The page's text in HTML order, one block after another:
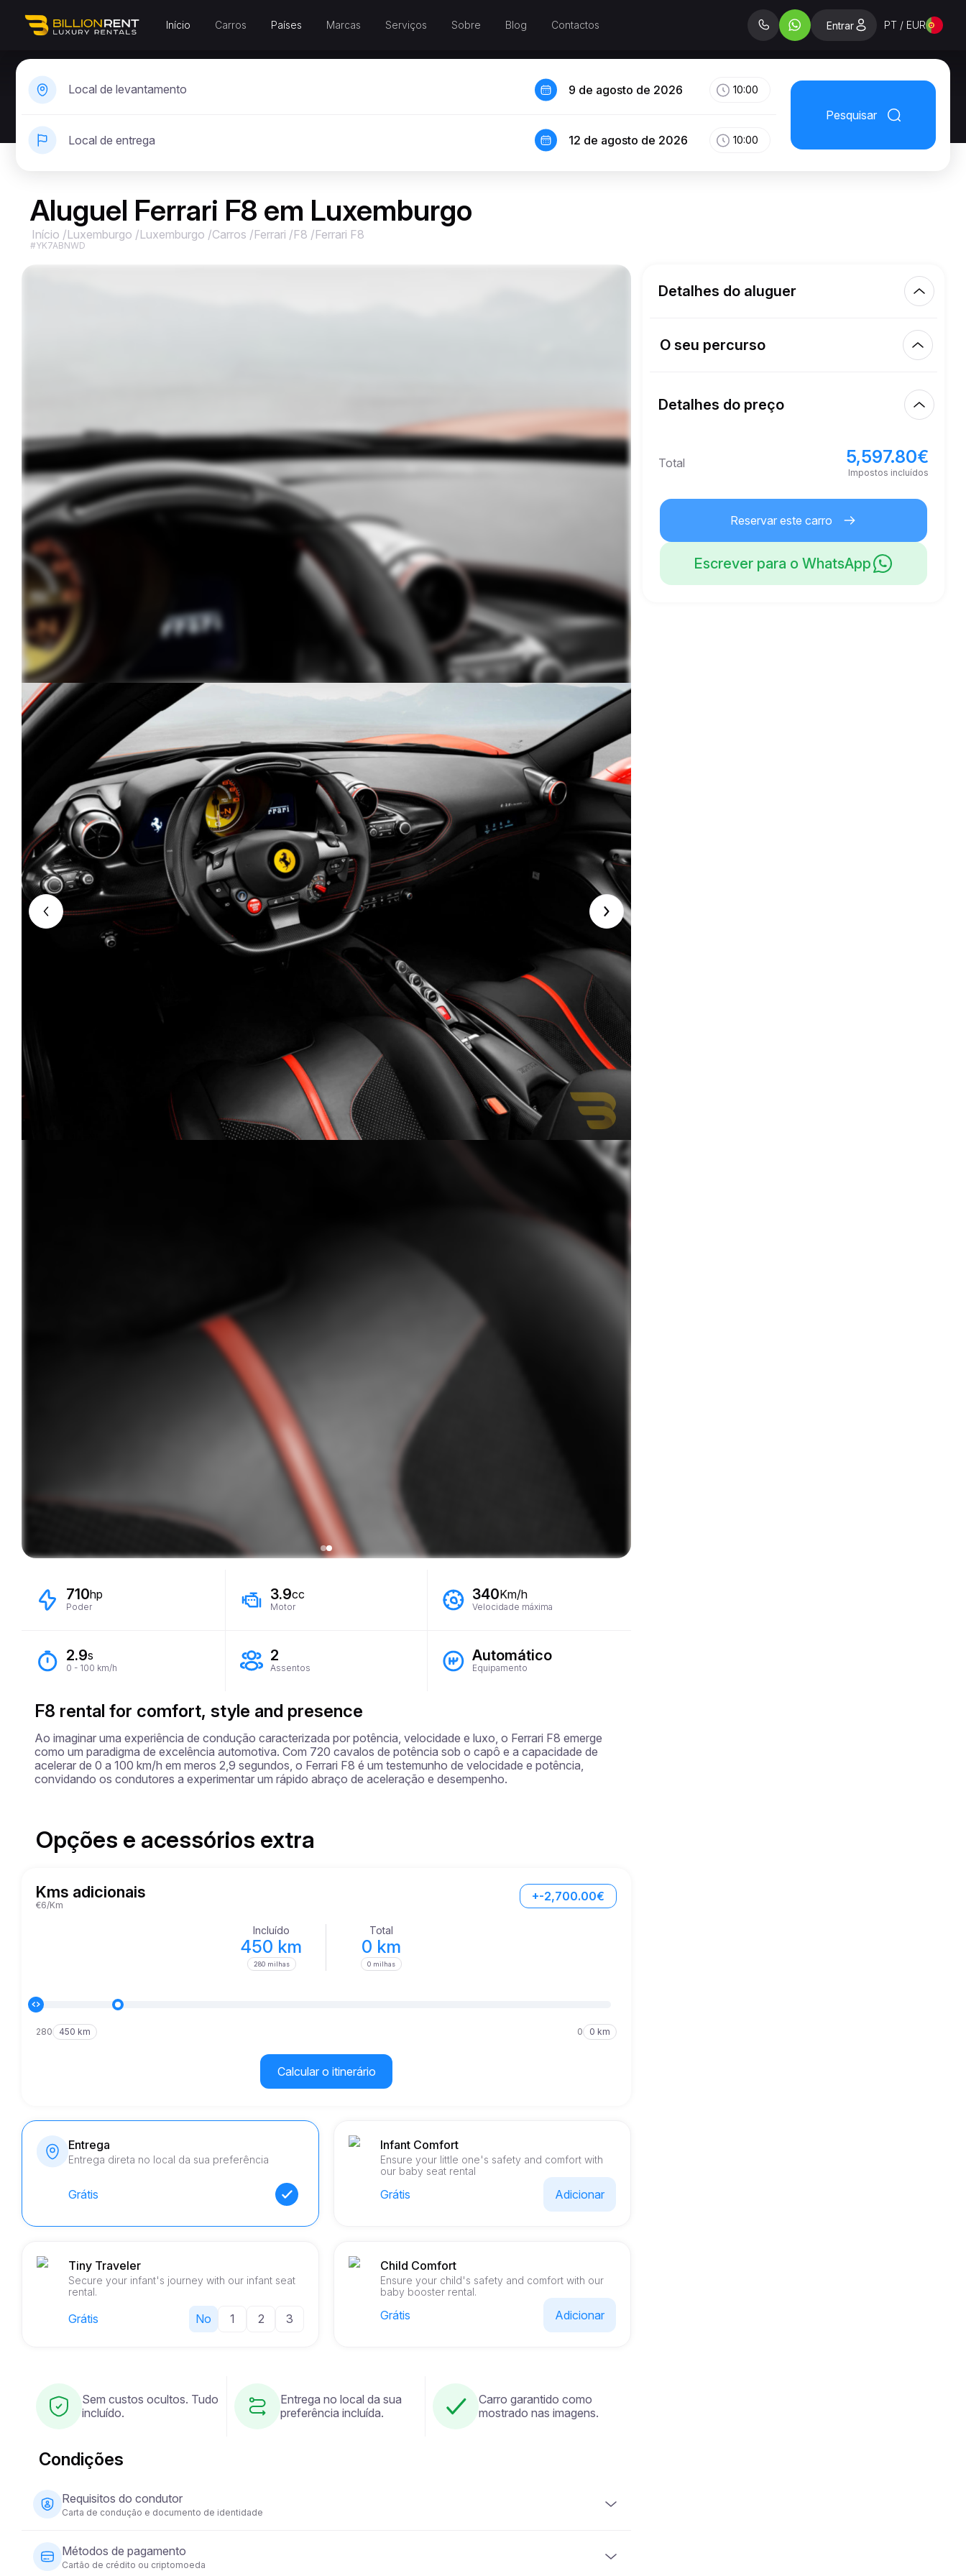
Início Carros Países Marcas Serviços Sobre Blog Contactos Entrar PT / EUR
Local de levantamento
Local de entrega
9 de agosto de 2026 10:00
12 de agosto de 2026 10:00
Pesquisar
Aluguel Ferrari F8 em Luxemburgo
Início /Luxemburgo /Luxemburgo /Carros /Ferrari /F8 /Ferrari F8
#YK7ABNWD
710hp
Poder
3.9cc
Motor
340Km/h
Velocidade máxima
2.9s
0 - 100 km/h
2
Assentos
Automático
Equipamento
F8 rental for comfort, style and presence
Ao imaginar uma experiência de condução caracterizada por potência, velocidade e luxo, o Ferrari F8 emerge
como um paradigma de excelência automotiva. Com 720 cavalos de potência sob o capô e a capacidade de
acelerar de 0 a 100 km/h em meros 2,9 segundos, o Ferrari F8 é um testemunho de velocidade e potência,
convidando os condutores a experimentar um rápido abraço de aceleração e desempenho.
Opções e acessórios extra
Kms adicionais
€6/Km
+-2,700.00€
Incluído
450 km
280 milhas
Total
0 km
0 milhas
280 450 km 0 0 km
Calcular o itinerário
Entrega
Entrega direta no local da sua preferência
Grátis
Infant Comfort
Ensure your little one's safety and comfort with
our baby seat rental
Grátis Adicionar
Tiny Traveler
Secure your infant's journey with our infant seat
rental.
Grátis No 1 2 3
Child Comfort
Ensure your child's safety and comfort with our
baby booster rental.
Grátis Adicionar
Sem custos ocultos. Tudo
incluído.
Entrega no local da sua
preferência incluída.
Carro garantido como
mostrado nas imagens.
Condições
Requisitos do condutor
Carta de condução e documento de identidade
O condutor deve ter pelo menos 23 anos de idade e possuir uma carta de condução válida. É igualmente
necessário um documento de identidade (passaporte ou bilhete de identidade nacional). Alguns veículos podem
exigir que o condutor tenha a sua carta de condução há pelo menos 2 anos.
Métodos de pagamento
Cartão de crédito ou criptomoeda
Detalhes do aluguer
450.00
21
10,000.00 €
O seu percurso
Acabamento
Detalhes do preço
Total
5,597.80€
Impostos incluídos
Reservar este carro
Escrever para o WhatsApp